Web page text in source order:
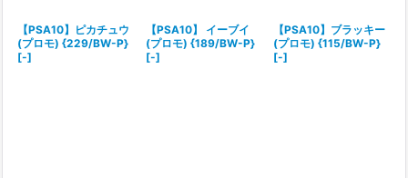
絞り込む
【PSA10】ピカチュウ
(プロモ) {229/BW-P}
[-]
【PSA10】 イーブイ
(プロモ) {189/BW-P}
[-]
【PSA10】ブラッキー
(プロモ) {115/BW-P}
[-]